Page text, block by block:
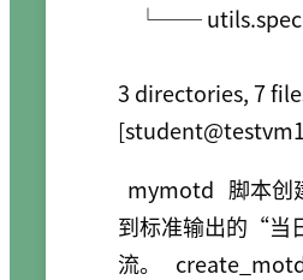
    └── utils.spec
3 directories, 7
mymotd 脚本创
到标准输出的“当
流。